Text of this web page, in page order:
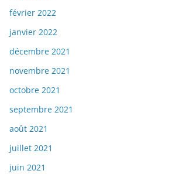
février 2022
janvier 2022
décembre 2021
novembre 2021
octobre 2021
septembre 2021
août 2021
juillet 2021
juin 2021